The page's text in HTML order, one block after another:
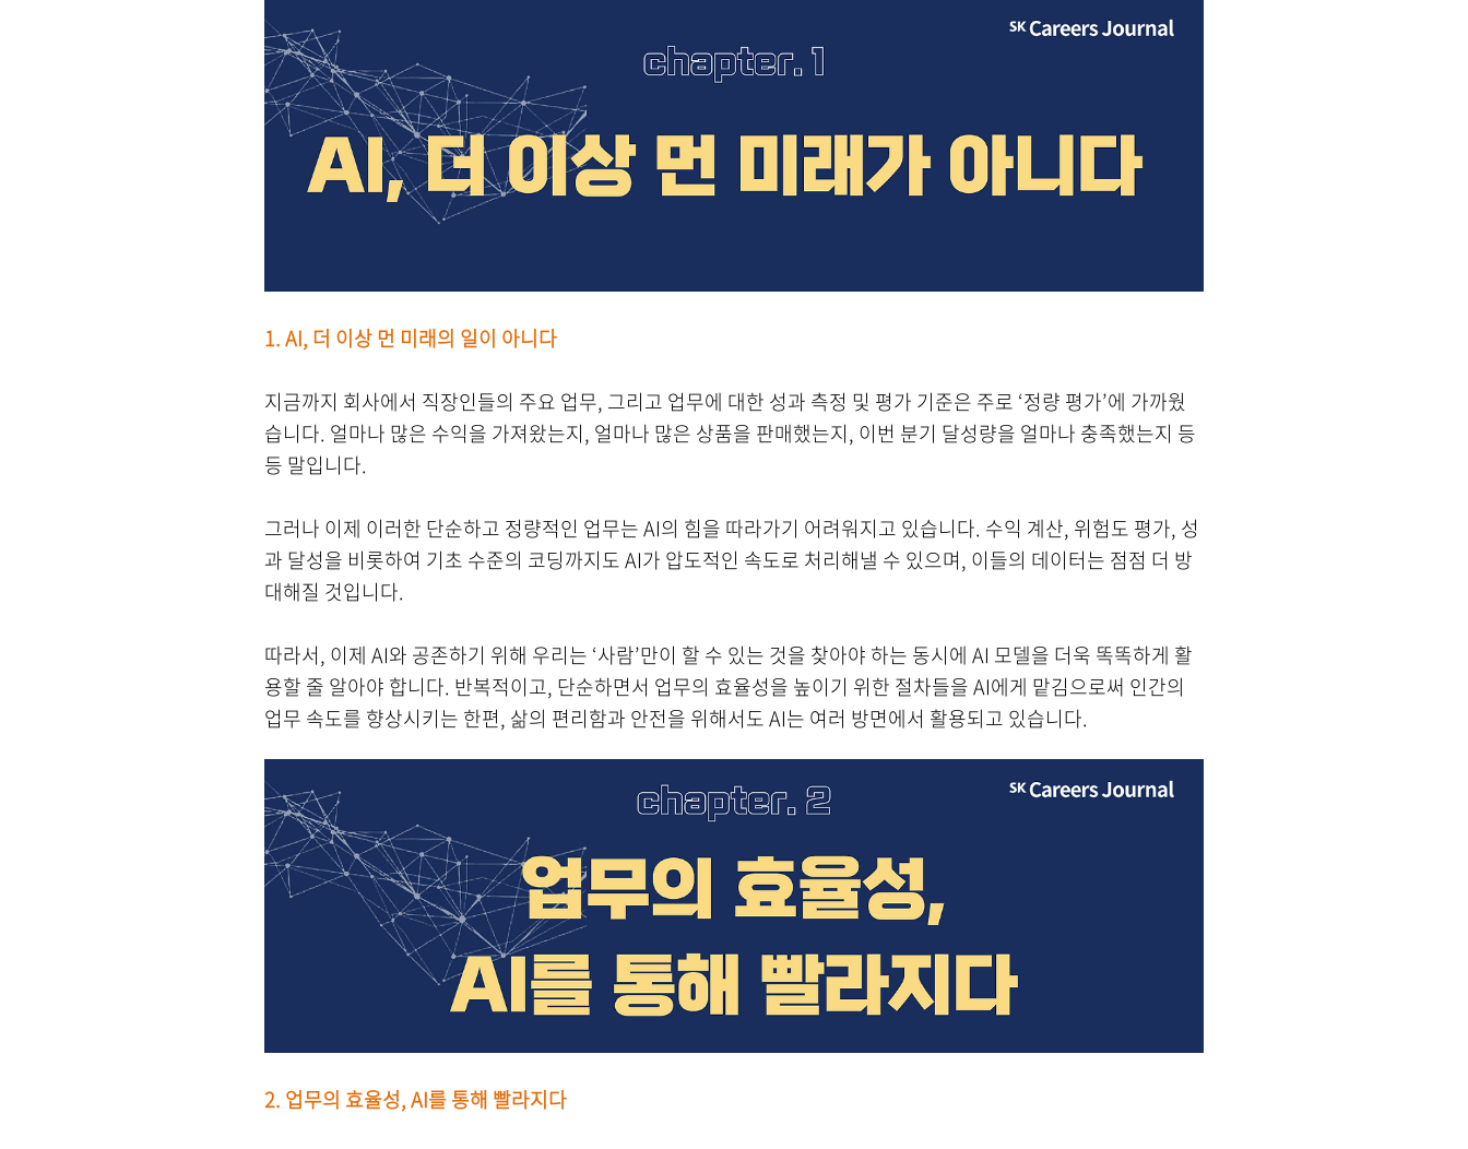
1. AI, 더 이상 먼 미래의 일이 아니다
지금까지 회사에서 직장인들의 주요 업무, 그리고 업무에 대한 성과 측정 및 평가 기준은 주로 ‘정량 평가’에 가까웠
습니다. 얼마나 많은 수익을 가져왔는지, 얼마나 많은 상품을 판매했는지, 이번 분기 달성량을 얼마나 충족했는지 등
등 말입니다.
그러나 이제 이러한 단순하고 정량적인 업무는 AI의 힘을 따라가기 어려워지고 있습니다. 수익 계산, 위험도 평가, 성
과 달성을 비롯하여 기초 수준의 코딩까지도 AI가 압도적인 속도로 처리해낼 수 있으며, 이들의 데이터는 점점 더 방
대해질 것입니다.
따라서, 이제 AI와 공존하기 위해 우리는 ‘사람’만이 할 수 있는 것을 찾아야 하는 동시에 AI 모델을 더욱 똑똑하게 활
용할 줄 알아야 합니다. 반복적이고, 단순하면서 업무의 효율성을 높이기 위한 절차들을 AI에게 맡김으로써 인간의
업무 속도를 향상시키는 한편, 삶의 편리함과 안전을 위해서도 AI는 여러 방면에서 활용되고 있습니다.
2. 업무의 효율성, AI를 통해 빨라지다